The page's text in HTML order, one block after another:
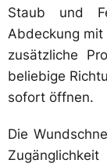
Staub und
Abdeckung
zusätzliche
beliebige
sofort öffnen.
Die